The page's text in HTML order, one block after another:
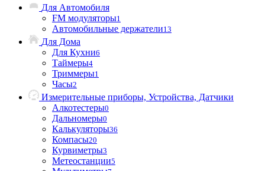
Для Автомобиля
FM модуляторы1
Автомобильные держатели13
Для Дома
Для Кухни6
Таймеры4
Триммеры1
Часы2
Измерительные приборы, Устройства, Датчики
Алкотестеры0
Дальномеры0
Калькуляторы36
Компасы20
Курвиметры3
Метеостанции5